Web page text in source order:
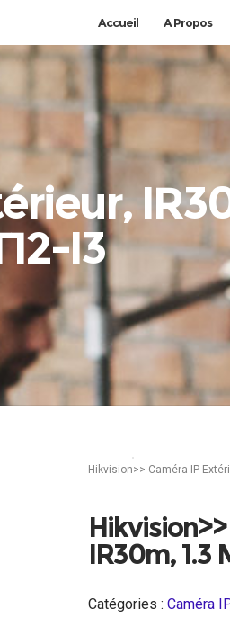
Accueil A Propos
I3
Hikvision>> Caméra IP
IR30m, 1.3
Catégories : Caméra IP